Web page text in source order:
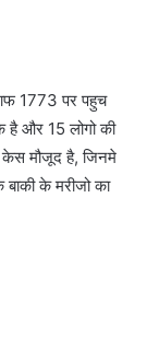
1773 पर पहुच
है और 15 लोगो की
केस मौजूद है, जिनमे
के मरीजो का